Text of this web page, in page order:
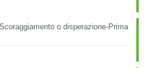
o disperazione-Prima